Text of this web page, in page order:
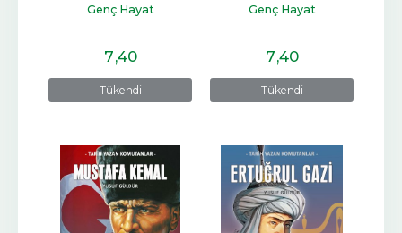
Tükendi
Genç Hayat
7,40
Tükendi
Genç Hayat
7,40